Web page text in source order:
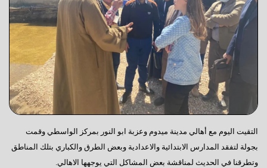
التقيت اليوم مع أهالي مدينة ميدوم وعزبة ابو النور بمركز الواسطي وقمت
بجولة لتفقد المدارس الابتدائية والاعدادية وبعض الطرق والكباري بتلك المناطق
وتطرقنا في الحديث لمناقشة بعض المشاكل التي يوجهها الاهالي.